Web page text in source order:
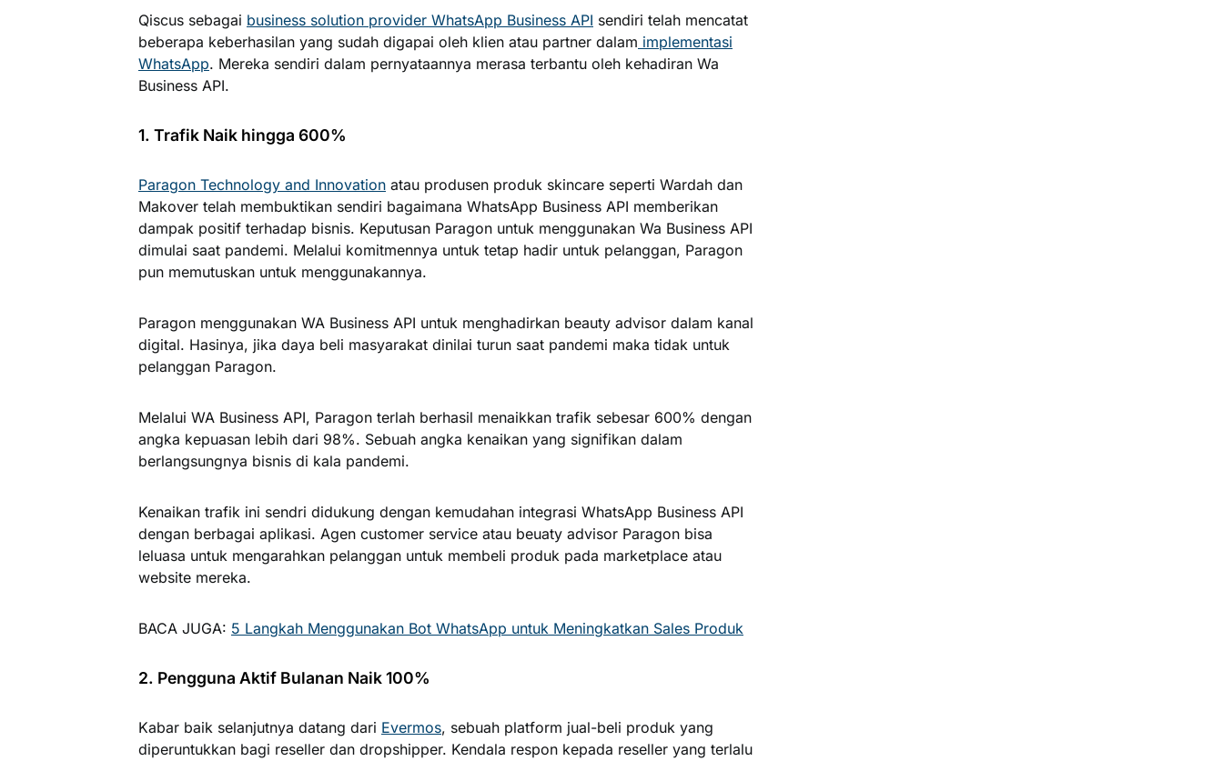
Qiscus sebagai business solution provider WhatsApp Business API sendiri telah mencatat
beberapa keberhasilan yang sudah digapai oleh klien atau partner dalam implementasi
WhatsApp. Mereka sendiri dalam pernyataannya merasa terbantu oleh kehadiran Wa
Business API.
1. Trafik Naik hingga 600%
Paragon Technology and Innovation atau produsen produk skincare seperti Wardah dan
Makover telah membuktikan sendiri bagaimana WhatsApp Business API memberikan
dampak positif terhadap bisnis. Keputusan Paragon untuk menggunakan Wa Business API
dimulai saat pandemi. Melalui komitmennya untuk tetap hadir untuk pelanggan, Paragon
pun memutuskan untuk menggunakannya.
Paragon menggunakan WA Business API untuk menghadirkan beauty advisor dalam kanal
digital. Hasinya, jika daya beli masyarakat dinilai turun saat pandemi maka tidak untuk
pelanggan Paragon.
Melalui WA Business API, Paragon terlah berhasil menaikkan trafik sebesar 600% dengan
angka kepuasan lebih dari 98%. Sebuah angka kenaikan yang signifikan dalam
berlangsungnya bisnis di kala pandemi.
Kenaikan trafik ini sendri didukung dengan kemudahan integrasi WhatsApp Business API
dengan berbagai aplikasi. Agen customer service atau beuaty advisor Paragon bisa
leluasa untuk mengarahkan pelanggan untuk membeli produk pada marketplace atau
website mereka.
BACA JUGA: 5 Langkah Menggunakan Bot WhatsApp untuk Meningkatkan Sales Produk
2. Pengguna Aktif Bulanan Naik 100%
Kabar baik selanjutnya datang dari Evermos, sebuah platform jual-beli produk yang
diperuntukkan bagi reseller dan dropshipper. Kendala respon kepada reseller yang terlalu